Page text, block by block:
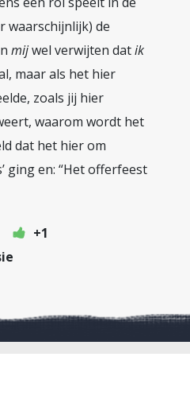
waarschijnlijk) de
mijwel verwijten datik
maar als het hier
zoals jij hier
waarom wordt het
dat het hier om
ging en: “Het offerfeest
+1